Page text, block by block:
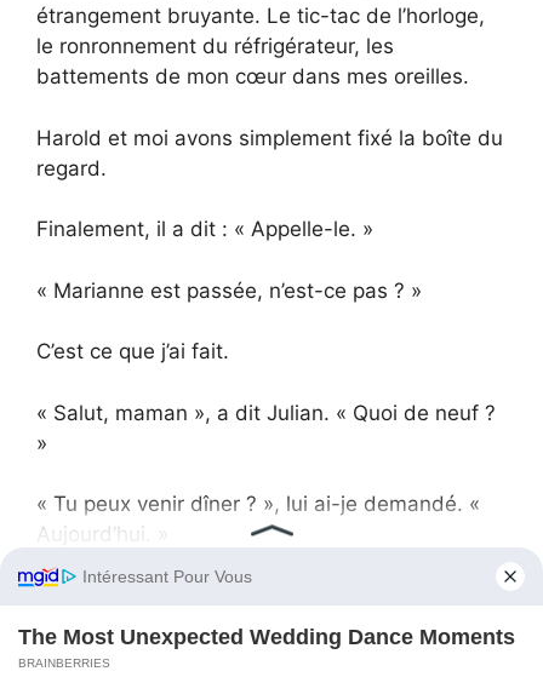
étrangement bruyante. Le tic-tac de l’horloge,
le ronronnement du réfrigérateur, les
battements de mon cœur dans mes oreilles.
Harold et moi avons simplement fixé la boîte du
regard.
Finalement, il a dit : « Appelle-le. »
« Marianne est passée, n’est-ce pas ? »
C’est ce que j’ai fait.
« Salut, maman », a dit Julian. « Quoi de neuf ?
»
« Tu peux venir dîner ? », lui ai-je demandé. «
Aujourd’hui. »
Il y a eu un silence.
« Marianne est passée, n’est-ce pas ? », a-t-il